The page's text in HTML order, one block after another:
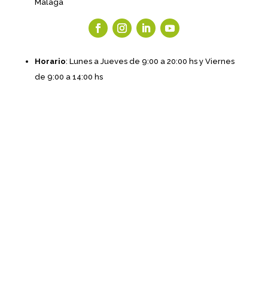
Málaga
Horario: Lunes a Jueves de 9:00 a 20:00 hs y Viernes
de 9:00 a 14:00 hs